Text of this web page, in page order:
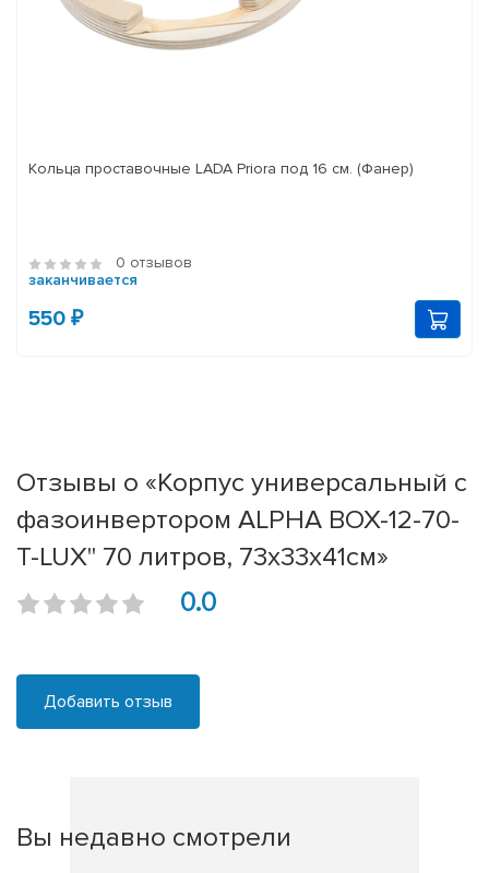
Кольца проставочные LADA Priora под 16 см. (Фанер)
0 отзывов
заканчивается
550 ₽
Отзывы о «Корпус универсальный с
фазоинвертором ALPHA BOX-12-70-
T-LUX" 70 литров, 73х33х41см»
0.0
Добавить отзыв
Вы недавно смотрели